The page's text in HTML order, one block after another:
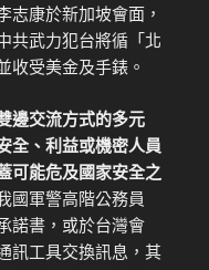
志康於新加坡會面，
共武力犯台將循「北
收受美金及手錶。
邊交流方式的多元
全、利益或機密人員
可能危及國家安全之
國軍警高階公務員
諾書，或於台灣會
訊工具交換訊息，其